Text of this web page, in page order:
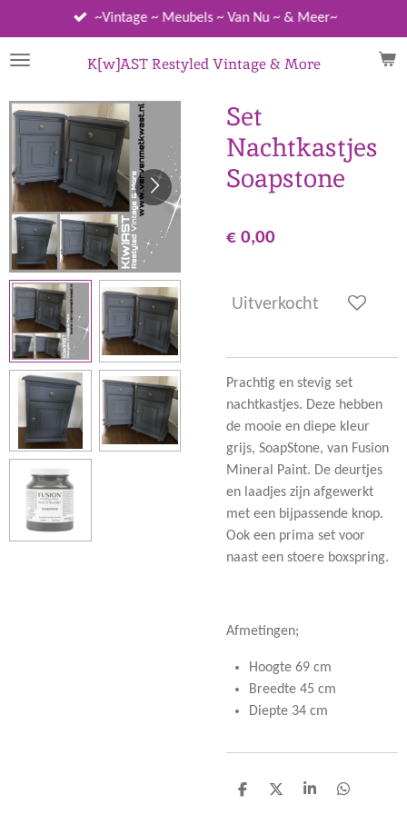
direct
naar
hoofdinhoud
K[w]AST Restyled Vintage & More
~Vintage ~ Meubels ~ Van Nu ~ & Meer~
Set
Nachtkastjes
Soapstone
€ 0,00
Uitverkocht
Prachtig en stevig set
nachtkastjes. Deze hebben
de mooie en diepe kleur
grijs, SoapStone, van Fusion
Mineral Paint. De deurtjes
en laadjes zijn afgewerkt
met een bijpassende knop.
Ook een prima set voor
naast een stoere boxspring.
Afmetingen;
Hoogte 69 cm
Breedte 45 cm
Diepte 34 cm
D
D
S
D